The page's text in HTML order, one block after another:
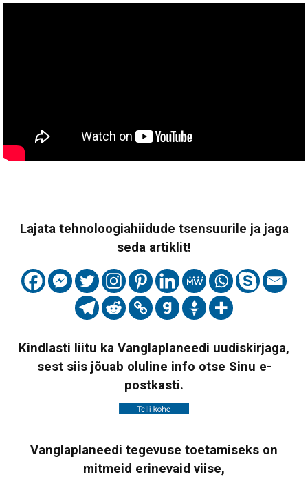
Lajata tehnoloogiahiidude tsensuurile ja jaga
seda artiklit!
Kindlasti liitu ka Vanglaplaneedi uudiskirjaga,
sest siis jõuab oluline info otse Sinu e-
postkasti.
Vanglaplaneedi tegevuse toetamiseks on
mitmeid erinevaid viise,